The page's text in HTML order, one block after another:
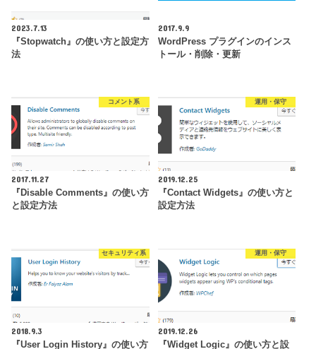
2023.7.13
『Stopwatch』の使い方と設定方
法
2017.9.9
WordPress プラグインのインス
トール・削除・更新
コメント系
2017.11.27
『Disable Comments』の使い方
と設定方法
運用・保守
2019.12.25
『Contact Widgets』の使い方と
設定方法
セキュリティ系
2018.9.3
『User Login History』の使い方
運用・保守
2019.12.26
『Widget Logic』の使い方と設